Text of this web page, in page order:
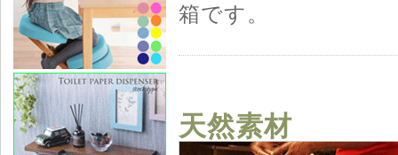
箱です。
天然素材